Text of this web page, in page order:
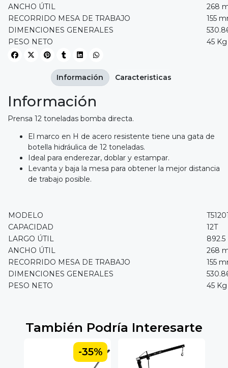
ANCHO ÚTIL
268
RECORRIDO MESA DE TRABAJO
155
DIMENCIONES GENERALES
PESO NETO
45 Kg
Información
Prensa 12 toneladas bomba directa.
El marco en H de acero resistente tiene una gata de
botella hidráulica de 12 toneladas.
Ideal para enderezar, doblar y estampar.
Levanta y baja la mesa para obtener la mejor distancia
de trabajo posible.
MODELO
CAPACIDAD
12T
LARGO ÚTIL
892.5
ANCHO ÚTIL
268
RECORRIDO MESA DE TRABAJO
155
DIMENCIONES GENERALES
PESO NETO
45 Kg
Información Caracteristicas
También Podría Interesarte
-35%